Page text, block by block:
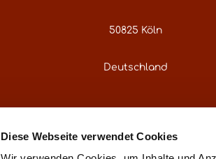
Diese Webseite verwendet Cookies
50825 Köln
Deutschland
Oder über unser